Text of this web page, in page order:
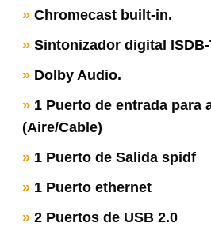
» Chromecast built-in.
» Sintonizador digital
» Dolby Audio.
» 1 Puerto de entrada para
(Aire/Cable)
» 1 Puerto de Salida spidf
» 1 Puerto ethernet
» 2 Puertos de USB 2.0